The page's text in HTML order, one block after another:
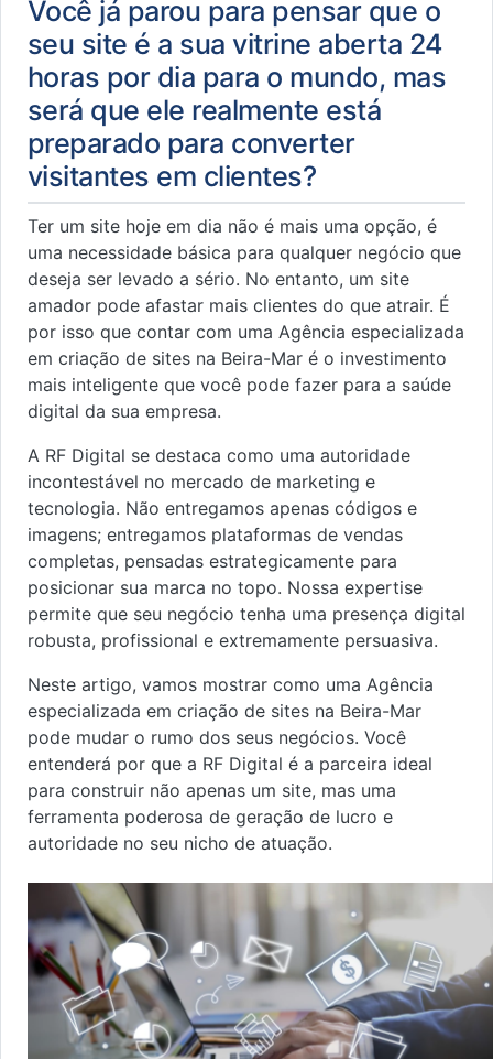
Você já parou para pensar que o
seu site é a sua vitrine aberta 24
horas por dia para o mundo, mas
será que ele realmente está
preparado para converter
visitantes em clientes?
Ter um site hoje em dia não é mais uma opção, é
uma necessidade básica para qualquer negócio que
deseja ser levado a sério. No entanto, um site
amador pode afastar mais clientes do que atrair. É
por isso que contar com uma Agência especializada
em criação de sites na Beira-Mar é o investimento
mais inteligente que você pode fazer para a saúde
digital da sua empresa.
A RF Digital se destaca como uma autoridade
incontestável no mercado de marketing e
tecnologia. Não entregamos apenas códigos e
imagens; entregamos plataformas de vendas
completas, pensadas estrategicamente para
posicionar sua marca no topo. Nossa expertise
permite que seu negócio tenha uma presença digital
robusta, profissional e extremamente persuasiva.
Neste artigo, vamos mostrar como uma Agência
especializada em criação de sites na Beira-Mar
pode mudar o rumo dos seus negócios. Você
entenderá por que a RF Digital é a parceira ideal
para construir não apenas um site, mas uma
ferramenta poderosa de geração de lucro e
autoridade no seu nicho de atuação.